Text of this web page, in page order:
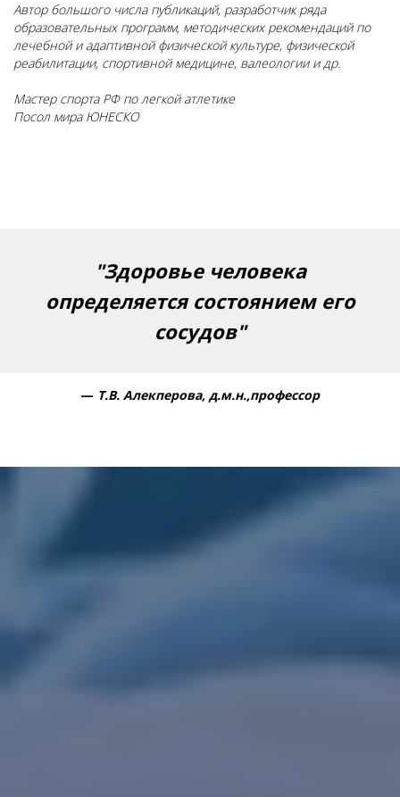
Автор большого числа публикаций, разработчик ряда
образовательных программ, методических рекомендаций по
лечебной и адаптивной физической культуре, физической
реабилитации, спортивной медицине, валеологии и др.
Мастер спорта РФ по легкой атлетике
Посол мира ЮНЕСКО
"Здоровье человека
определяется состоянием его
сосудов"
— Т.В. Алекперова, д.м.н.,профессор